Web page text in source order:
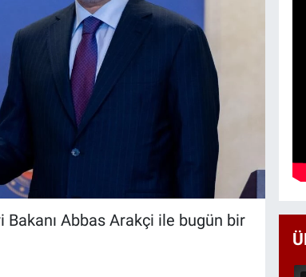
Bakanı Abbas Arakçi ile bugün bir